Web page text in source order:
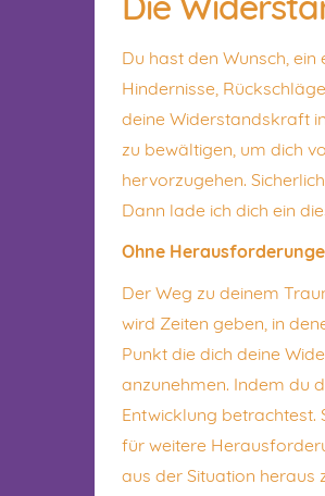
Du hast den Wunsch,
Hindernisse,
deine Widerstandskraft
zu bewältigen, um dich
hervorzugehen.
Dann lade ich dich ein
Ohne
Der Weg zu deinem
wird Zeiten geben, in
Punkt die dich deine
anzunehmen. Indem du
Entwicklung betrachtest.
für weitere
aus der Situation heraus